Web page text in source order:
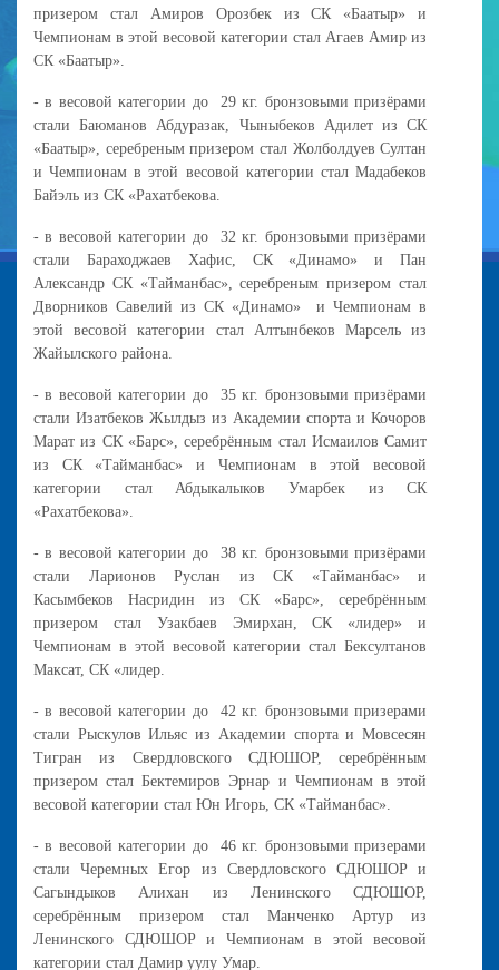
призером стал Амиров Орозбек из СК «Баатыр» и
Чемпионам в этой весовой категории стал Агаев Амир из
СК «Баатыр».
- в весовой категории до 29 кг. бронзовыми призёрами
стали Баюманов Абдуразак, Чыныбеков Адилет из СК
«Баатыр», серебреным призером стал Жолболдуев Султан
и Чемпионам в этой весовой категории стал Мадабеков
Байэль из СК «Рахатбекова.
- в весовой категории до 32 кг. бронзовыми призёрами
стали Бараходжаев Хафис, СК «Динамо» и Пан
Александр СК «Тайманбас», серебреным призером стал
Дворников Савелий из СК «Динамо» и Чемпионам в
этой весовой категории стал Алтынбеков Марсель из
Жайылского района.
- в весовой категории до 35 кг. бронзовыми призёрами
стали Изатбеков Жылдыз из Академии спорта и Кочоров
Марат из СК «Барс», серебрённым стал Исмаилов Самит
из СК «Тайманбас» и Чемпионам в этой весовой
категории стал Абдыкалыков Умарбек из СК
«Рахатбекова».
- в весовой категории до 38 кг. бронзовыми призёрами
стали Ларионов Руслан из СК «Тайманбас» и
Касымбеков Насридин из СК «Барс», серебрённым
призером стал Узакбаев Эмирхан, СК «лидер» и
Чемпионам в этой весовой категории стал Бексултанов
Максат, СК «лидер.
- в весовой категории до 42 кг. бронзовыми призерами
стали Рыскулов Ильяс из Академии спорта и Мовсесян
Тигран из Свердловского СДЮШОР, серебрённым
призером стал Бектемиров Эрнар и Чемпионам в этой
весовой категории стал Юн Игорь, СК «Тайманбас».
- в весовой категории до 46 кг. бронзовыми призерами
стали Черемных Егор из Свердловского СДЮШОР и
Сагындыков Алихан из Ленинского СДЮШОР,
серебрённым призером стал Манченко Артур из
Ленинского СДЮШОР и Чемпионам в этой весовой
категории стал Дамир уулу Умар.